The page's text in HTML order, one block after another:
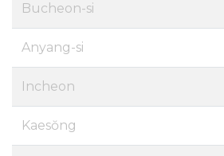
Bucheon-si
Anyang-si
Incheon
Kaesŏng